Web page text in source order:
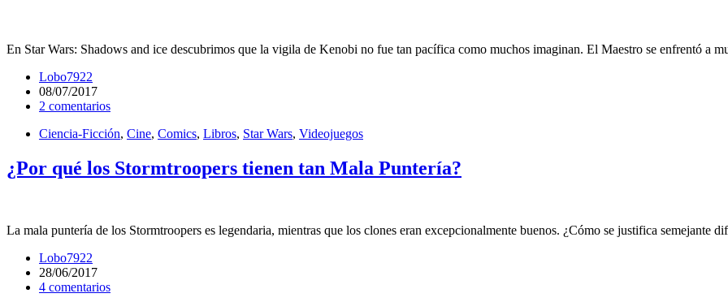
En Star Wars: Shadows and ice descubrimos que la vigila de Kenobi no fue tan pacífica como muchos imaginan. El Maestro se enfrentó a
Lobo7922
08/07/2017
2 comentarios
Ciencia-Ficción, Cine, Comics, Libros, Star Wars, Videojuegos
¿Por qué los Stormtroopers tienen tan Mala Puntería?
La mala puntería de los Stormtroopers es legendaria, mientras que los clones eran excepcionalmente buenos. ¿Cómo se justifica semejante
Lobo7922
28/06/2017
4 comentarios